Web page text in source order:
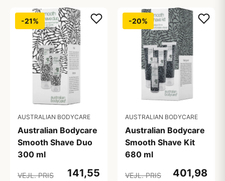
-21%
AUSTRALIAN BODYCARE
Australian Bodycare
Smooth Shave Duo
300 ml
VEJL. PRIS
141,55
-20%
AUSTRALIAN BODYCARE
Australian Bodycare
Smooth Shave Kit
680 ml
VEJL. PRIS
401,98